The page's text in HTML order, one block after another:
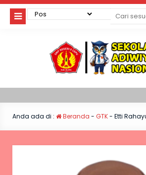
Anda ada di : Beranda - GTK- Etti